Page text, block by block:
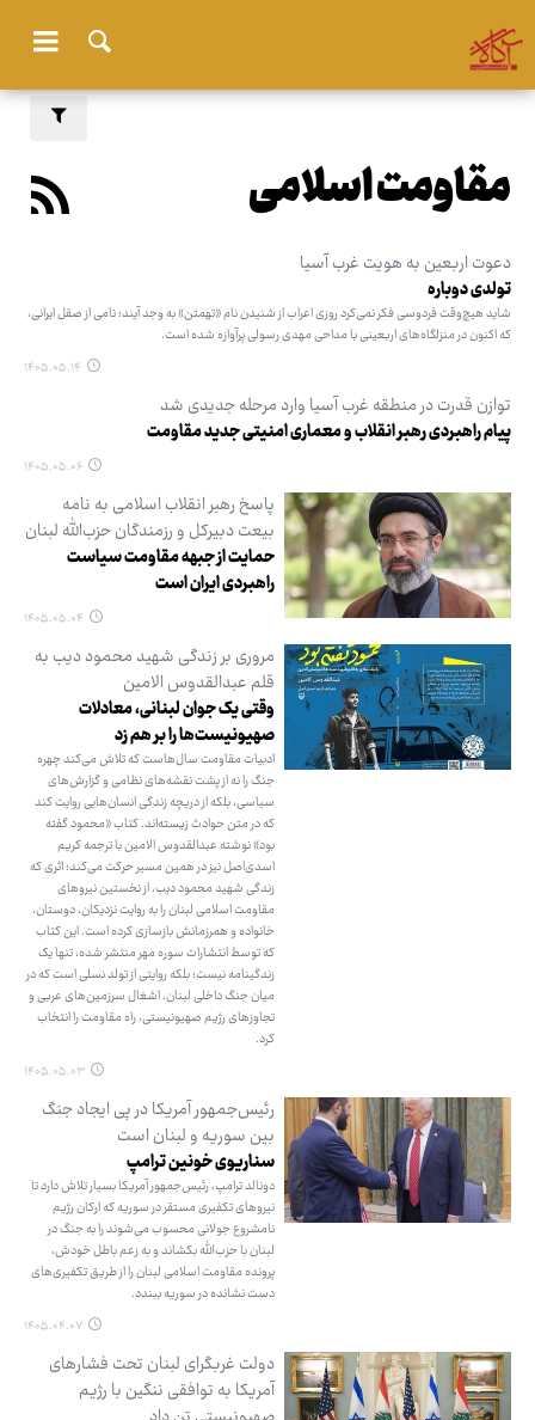
مقاومت اسلامی
دعوت اربعین به هویت غرب آسیا
تولدی دوباره
شاید هیچ‌وقت فردوسی فکر نمی‌کرد روزی اعراب از شنیدن نام «تهمتن» به وجد آیند؛ نامی از صقل ایرانی،
که اکنون در منزلگاه‌های اربعینی با مداحی مهدی رسولی پرآوازه شده است.
۱۴۰۵.۰۵.۱۴
توازن قدرت در منطقه غرب آسیا وارد مرحله جدیدی شد
پیام راهبردی رهبر انقلاب و معماری امنیتی جدید مقاومت
۱۴۰۵.۰۵.۰۶
پاسخ رهبر انقلاب اسلامی به نامه
بیعت دبیرکل و رزمندگان حزب‌الله لبنان
حمایت از جبهه مقاومت سیاست
راهبردی ایران است
۱۴۰۵.۰۵.۰۴
مروری بر زندگی شهید محمود دیب به
قلم عبدالقدوس الامین
وقتی یک جوان لبنانی، معادلات
صهیونیست‌ها را بر هم زد
ادبیات مقاومت سال‌هاست که تلاش می‌کند چهره
جنگ را نه از پشت نقشه‌های نظامی و گزارش‌های
سیاسی، بلکه از دریچه زندگی انسان‌هایی روایت کند
که در متن حوادث زیسته‌اند. کتاب «محمود گفته
بود» نوشته عبدالقدوس الامین با ترجمه کریم
اسدی‌اصل نیز در همین مسیر حرکت می‌کند؛ اثری که
زندگی شهید محمود دیب، از نخستین نیروهای
مقاومت اسلامی لبنان را به روایت نزدیکان، دوستان،
خانواده و همرزمانش بازسازی کرده است. این کتاب
که توسط انتشارات سوره مهر منتشر شده، تنها یک
زندگینامه نیست؛ بلکه روایتی از تولد نسلی است که در
میان جنگ داخلی لبنان، اشغال سرزمین‌های عربی و
تجاوزهای رژیم صهیونیستی، راه مقاومت را انتخاب
کرد.
۱۴۰۵.۰۵.۰۳
رئیس‌جمهور آمریکا در پی ایجاد جنگ
بین سوریه و لبنان است
سناریوی خونین ترامپ
دونالد ترامپ، رئیس‌جمهور آمریکا بسیار تلاش دارد تا
نیروهای تکفیری مستقر در سوریه که ارکان رژیم
نامشروع جولانی محسوب می‌شوند را به جنگ در
لبنان با حزب‌الله بکشاند و به زعم باطل خودش،
پرونده مقاومت اسلامی لبنان را از طریق تکفیری‌های
دست نشانده در سوریه ببندد.
۱۴۰۵.۰۴.۰۷
دولت غربگرای لبنان تحت فشارهای
آمریکا به توافقی ننگین با رژیم